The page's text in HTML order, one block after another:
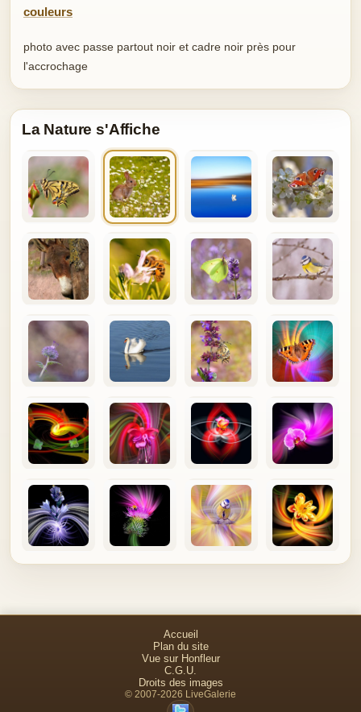
couleurs
photo avec passe partout noir et cadre noir près pour
l'accrochage
La Nature s'Affiche
Accueil
Plan du site
Vue sur Honfleur
C.G.U.
Droits des images
© 2007-2026 LiveGalerie